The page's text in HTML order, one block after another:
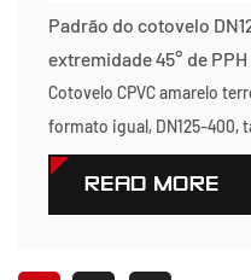
Padrão do cotovelo
extremidade 45° de PPH
Cotovelo CPVC amarelo
formato igual, DN125-400,
READ MORE